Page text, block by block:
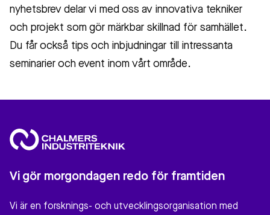
nyhetsbrev delar vi med oss av innovativa tekniker
och projekt som gör märkbar skillnad för samhället.
Du får också tips och inbjudningar till intressanta
seminarier och event inom vårt område.
Vi gör morgondagen redo för framtiden
Vi är en forsknings- och utvecklingsorganisation med